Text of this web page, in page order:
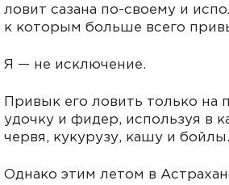
ловит сазана по-своему и
к которым больше всего
Я — не исключение.
Привык его ловить только на
удочку и фидер, используя в
червя, кукурузу, кашу и бойлы.
Однако этим летом в